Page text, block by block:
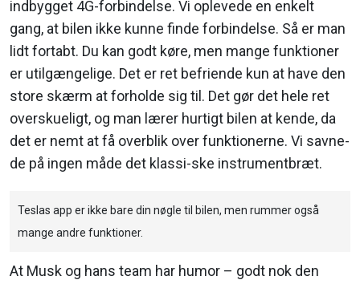
indbygget 4G-forbindelse. Vi oplevede en enkelt
gang, at bilen ikke kunne finde forbindelse. Så er man
lidt fortabt. Du kan godt køre, men mange funktioner
er utilgængelige. Det er ret befriende kun at have den
store skærm at forholde sig til. Det gør det hele ret
overskueligt, og man lærer hurtigt bilen at kende, da
det er nemt at få overblik over funktionerne. Vi savne-
de på ingen måde det klassi-ske instrumentbræt.
Teslas app er ikke bare din nøgle til bilen, men rummer også
mange andre funktioner.
At Musk og hans team har humor – godt nok den